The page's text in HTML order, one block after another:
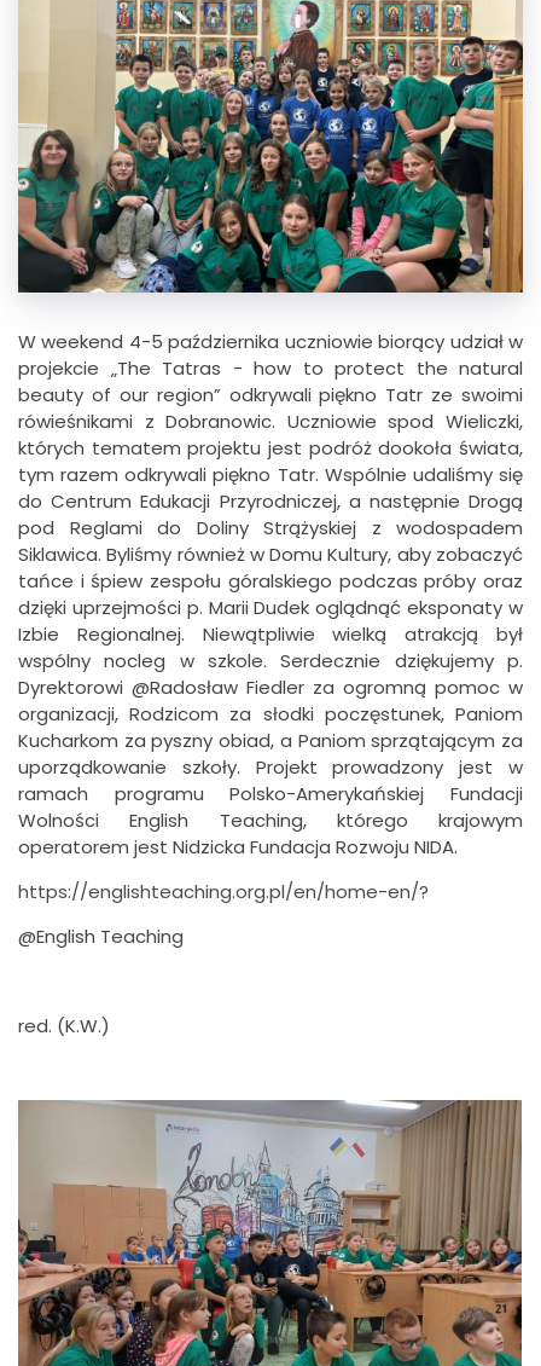
W weekend 4-5 października uczniowie biorący udział w
projekcie „The Tatras - how to protect the natural
beauty of our region” odkrywali piękno Tatr ze swoimi
rówieśnikami z Dobranowic. Uczniowie spod Wieliczki,
których tematem projektu jest podróż dookoła świata,
tym razem odkrywali piękno Tatr. Wspólnie udaliśmy się
do Centrum Edukacji Przyrodniczej, a następnie Drogą
pod Reglami do Doliny Strążyskiej z wodospadem
Siklawica. Byliśmy również w Domu Kultury, aby zobaczyć
tańce i śpiew zespołu góralskiego podczas próby oraz
dzięki uprzejmości p. Marii Dudek oglądnąć eksponaty w
Izbie Regionalnej. Niewątpliwie wielką atrakcją był
wspólny nocleg w szkole. Serdecznie dziękujemy p.
Dyrektorowi @Radosław Fiedler za ogromną pomoc w
organizacji, Rodzicom za słodki poczęstunek, Paniom
Kucharkom za pyszny obiad, a Paniom sprzątającym za
uporządkowanie szkoły. Projekt prowadzony jest w
ramach programu Polsko-Amerykańskiej Fundacji
Wolności English Teaching, którego krajowym
operatorem jest Nidzicka Fundacja Rozwoju NIDA.
https://englishteaching.org.pl/en/home-en/?
@English Teaching
red. (K.W.)